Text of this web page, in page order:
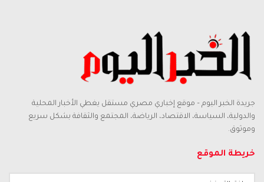
جريدة الخبر اليوم – موقع إخباري مصري مستقل يغطي الأخبار المحلية
والدولية، السياسة، الاقتصاد، الرياضة، المجتمع والثقافة بشكل سريع
وموثوق.
خريطة الموقع